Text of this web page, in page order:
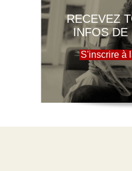
RECEVEZ
INFOS DE
S'inscrire à